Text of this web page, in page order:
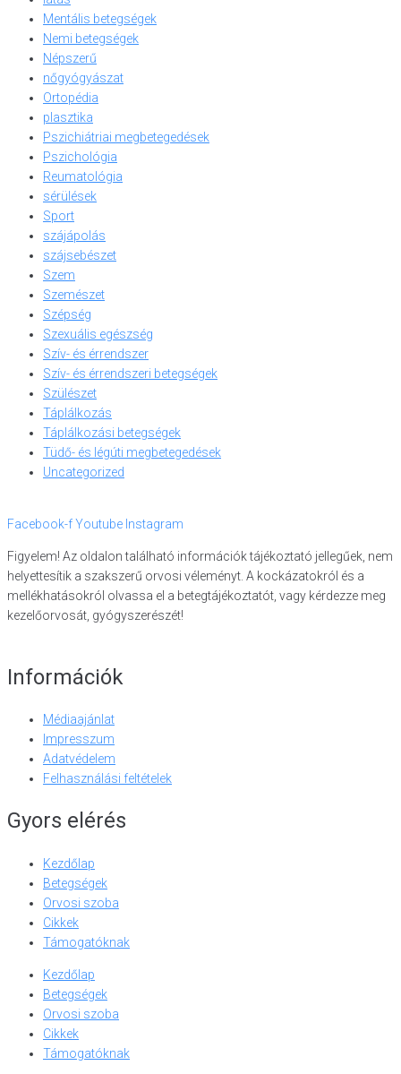
Mentális betegségek
Nemi betegségek
Népszerű
nőgyógyászat
Ortopédia
plasztika
Pszichiátriai megbetegedések
Pszichológia
Reumatológia
sérülések
Sport
szájápolás
szájsebészet
Szem
Szemészet
Szépség
Szexuális egészség
Szív- és érrendszer
Szív- és érrendszeri betegségek
Szülészet
Táplálkozás
Táplálkozási betegségek
Tüdő- és légúti megbetegedések
Uncategorized
Facebook-fYoutube Instagram
Figyelem! Az oldalon található információk tájékoztató jellegűek, nem
helyettesítik a szakszerű orvosi véleményt. A kockázatokról és a
mellékhatásokról olvassa el a betegtájékoztatót, vagy kérdezze meg
kezelőorvosát, gyógyszerészét!
Információk
Médiaajánlat
Impresszum
Adatvédelem
Felhasználási feltételek
Gyors elérés
Kezdőlap
Betegségek
Orvosi szoba
Cikkek
Támogatóknak
Kezdőlap
Betegségek
Orvosi szoba
Cikkek
Támogatóknak